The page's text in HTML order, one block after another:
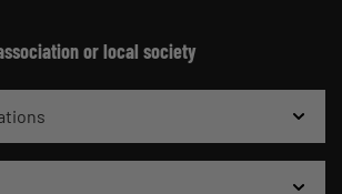
or local society